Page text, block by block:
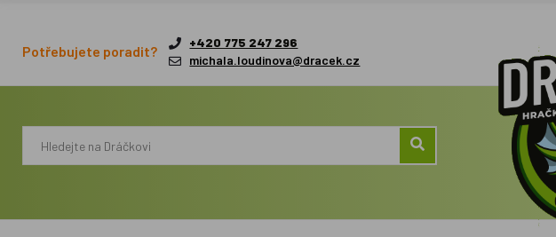
Potřebujete poradit?
+420 775 247 296
michala.loudinova@dracek.cz